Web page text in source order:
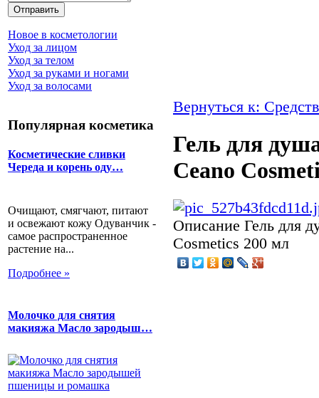
Новое в косметологии
Уход за лицом
Уход за телом
Уход за руками и ногами
Уход за волосами
Популярная косметика
Косметические сливки
Череда и корень оду…
Очищают, смягчают, питают
и освежают кожу Одуванчик -
самое распространенное
растение на...
Подробнее »
Молочко для снятия
макияжа Масло зародыш…
Вернуться к:
Гель для
Ceano
Описание Гель для
Cosmetics 200 мл